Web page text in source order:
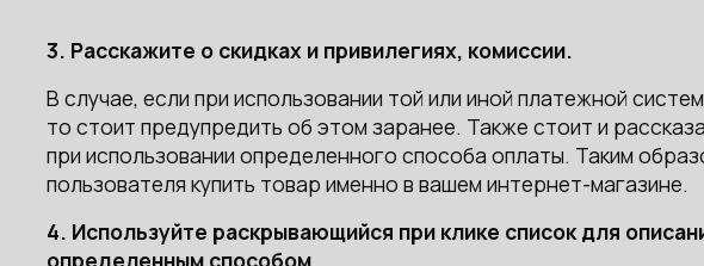
3. Расскажите о скидках и привилегиях, комиссии.
В случае, если при использовании той или иной платежной
то стоит предупредить об этом заранее. Также стоит и
при использовании определенного способа оплаты. Таким
пользователя купить товар именно в вашем интернет-магазине.
4. Используйте раскрывающийся при клике список для
определенным способом.